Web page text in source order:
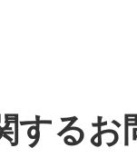
するお